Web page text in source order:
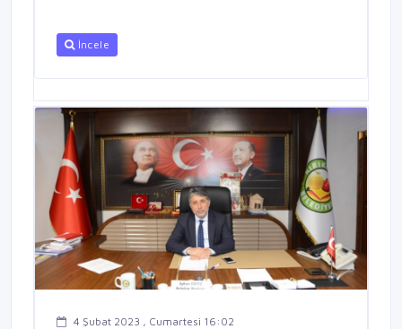
İncele
4 Şubat 2023 , Cumartesi 16:02